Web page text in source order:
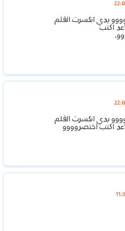
يدي انكسرت القلم
اكتب
يدي انكسرت القلم
اكتب اختصروووو